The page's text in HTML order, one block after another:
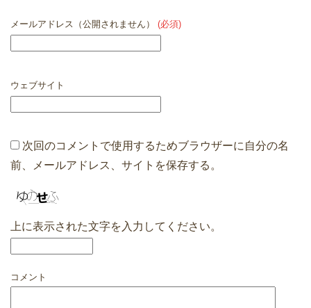
メールアドレス（公開されません） (必須)
ウェブサイト
次回のコメントで使用するためブラウザーに自分の名
前、メールアドレス、サイトを保存する。
上に表示された文字を入力してください。
コメント